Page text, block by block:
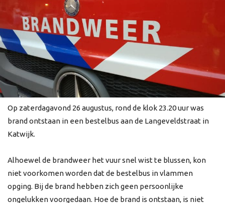
Op zaterdagavond 26 augustus, rond de klok 23.20 uur was
brand ontstaan in een bestelbus aan de Langeveldstraat in
Katwijk.
Alhoewel de brandweer het vuur snel wist te blussen, kon
niet voorkomen worden dat de bestelbus in vlammen
opging. Bij de brand hebben zich geen persoonlijke
ongelukken voorgedaan. Hoe de brand is ontstaan, is niet